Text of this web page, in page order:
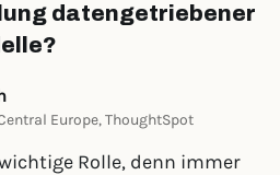
datengetriebener
Europe, ThoughtSpot
Rolle, denn immer